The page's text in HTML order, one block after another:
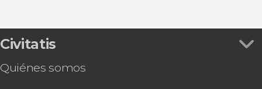
Bratislava Card
Ruta del vino y castillo Červený Kameň
Paseo privado en lancha rápida por Bratislava
Civitatis
Quiénes somos